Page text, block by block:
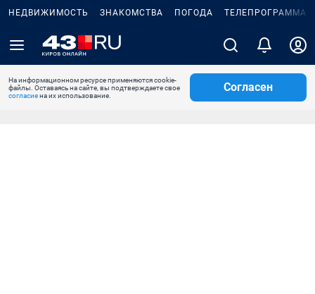
НЕДВИЖИМОСТЬ ЗНАКОМСТВА ПОГОДА ТЕЛЕПРОГРАММА
На информационном ресурсе применяются cookie-
файлы. Оставаясь на сайте, вы подтверждаете свое
согласиена их использование.
Согласен